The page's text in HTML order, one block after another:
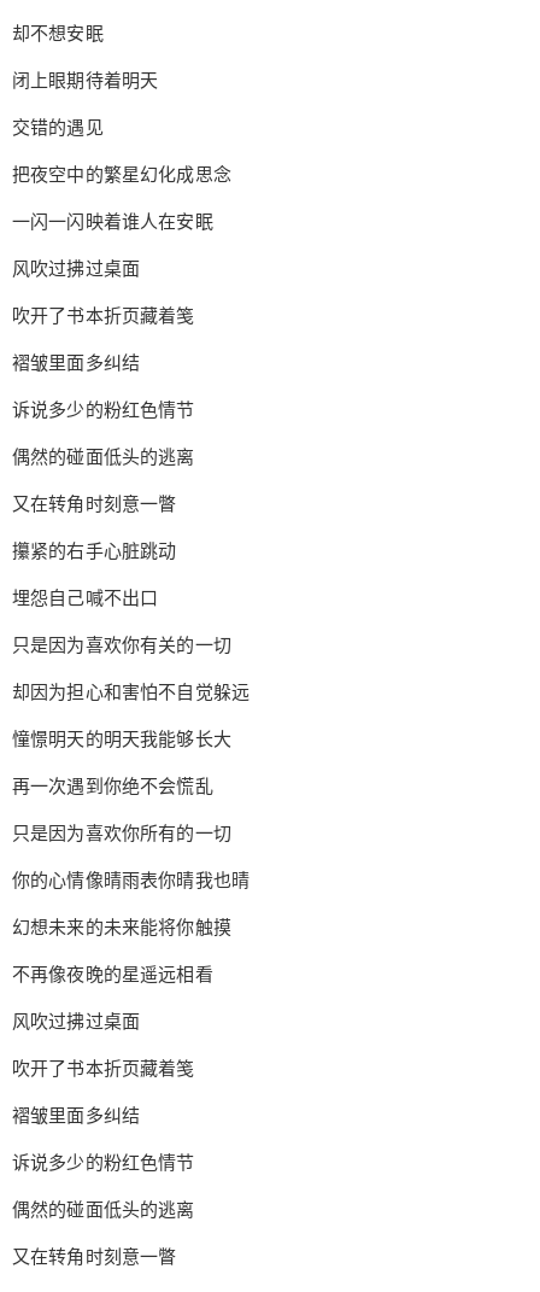
却不想安眠
闭上眼期待着明天
交错的遇见
把夜空中的繁星幻化成思念
一闪一闪映着谁人在安眠
风吹过拂过桌面
吹开了书本折页藏着笺
褶皱里面多纠结
诉说多少的粉红色情节
偶然的碰面低头的逃离
又在转角时刻意一瞥
攥紧的右手心脏跳动
埋怨自己喊不出口
只是因为喜欢你有关的一切
却因为担心和害怕不自觉躲远
憧憬明天的明天我能够长大
再一次遇到你绝不会慌乱
只是因为喜欢你所有的一切
你的心情像晴雨表你晴我也晴
幻想未来的未来能将你触摸
不再像夜晚的星遥远相看
风吹过拂过桌面
吹开了书本折页藏着笺
褶皱里面多纠结
诉说多少的粉红色情节
偶然的碰面低头的逃离
又在转角时刻意一瞥
夜晚的星遥远相看 我亲爱的小傻瓜学会了勇敢 你偷
偷看我的样子特别的可爱 其实我也是因为害羞和腼
失败 犹豫不决的日子里焦急又期待 庆幸命运的轮转
交织成一点 让我们彼此牵着手到永远 传送门 手机
bili.com/video/av67357339 直达 合影留念 把夜空中
的繁星幻化成思念 观后感想 一首轻快明朗的活力满
意彼此都懂 所以不必在意是否脚步不同 你的生命点
亮我夜晚的星辰 我的星辰温柔的告诉你坚强与勇敢
我们再一次遇见在心的路口 相约从人海中迈向明天
感谢大家的阅读 欢迎留言、评论、发表意见，会悉
的支持是我们前进的动力。